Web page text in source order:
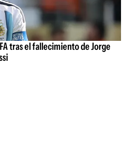
tras el fallecimiento de Jorge